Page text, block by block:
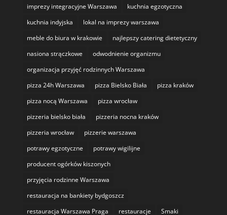
imprezy integracyjne Warszawa
kuchnia egzotyczna
kuchnia indyjska
lokal na imprezy warszawa
meble do biura w krakowie
najlepszy catering dietetyczny
nasiona strączkowe
odwodnienie organizmu
organizacja przyjęć rodzinnych Warszawa
pizza 24h Warszawa
pizza Bielsko Biała
pizza kraków
pizza nocą Warszawa
pizza wrocław
pizzeria bielsko biała
pizzeria nocna kraków
pizzeria wrocław
pizzerie warszawa
potrawy egzotyczne
potrawy wigilijne
producent ogórków kiszonych
przyjęcia rodzinne Warszawa
restauracja na bankiety bydgoszcz
restauracja Warszawa Praga
restauracje
Smaki